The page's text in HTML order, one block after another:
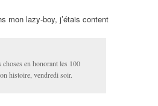
mon lazy-boy, j’étais content
en honorant les 100
histoire, vendredi soir.